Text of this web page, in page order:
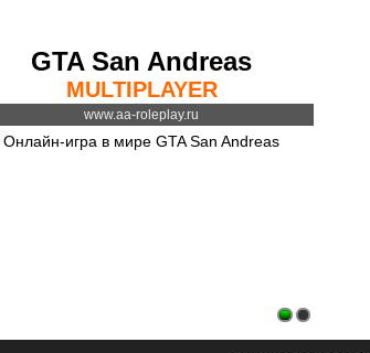
GTA San Andreas
MULTIPLAYER
Онлайн-игра в мире GTA San Andreas
www.aa-roleplay.ru